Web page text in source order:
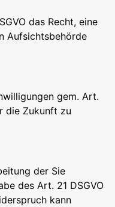
das Recht, eine
Aufsichtsbehörde
gem. Art.
die Zukunft zu
der Sie
des Art. 21 DSGVO
kann